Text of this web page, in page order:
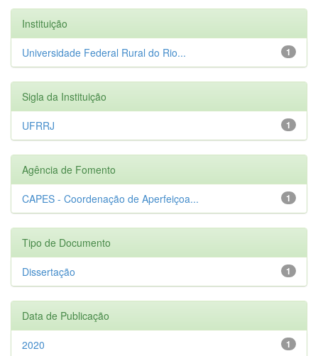
Instituição
1
Universidade Federal Rural do Rio...
Sigla da Instituição
1
UFRRJ
Agência de Fomento
1
CAPES - Coordenação de Aperfeiçoa...
Tipo de Documento
1
Dissertação
Data de Publicação
1
2020